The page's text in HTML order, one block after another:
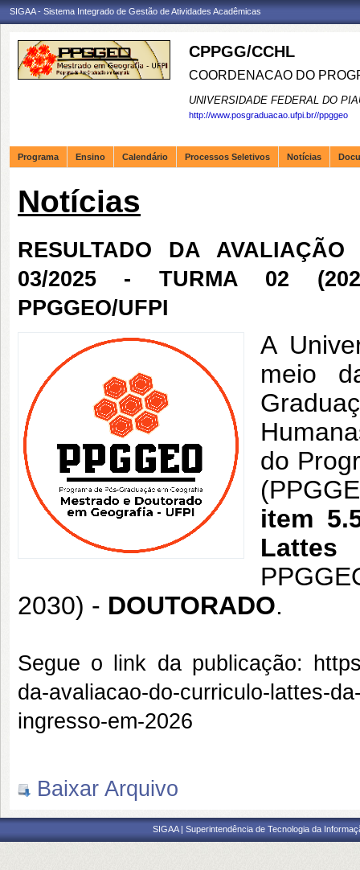
SIGAA - Sistema Integrado de Gestão de Atividades Acadêmicas
CPPGG/CCHL
COORDENACAO DO
UNIVERSIDADE FEDERAL DO
http://www.posgraduacao.ufpi.br//ppggeo
Programa Ensino Calendário Processos Seletivos Notícias
Notícias
RESULTADO DA
03/2025 - TURMA 02
PPGGEO/UFPI
A
meio
do
item
2030) - DOUTORADO.
Segue o link da publicação:
da-avaliacao-do-curriculo-lattes-
ingresso-em-2026
Baixar Arquivo
SIGAA | Superintendência de Tecnologia da